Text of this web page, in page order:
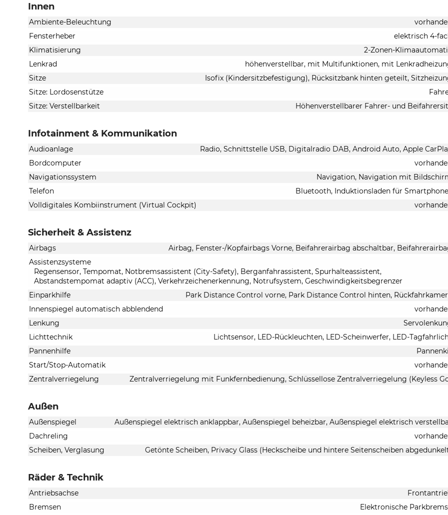
Innen
Ambiente-Beleuchtung
Fensterheber
elektrisch 4-
Klimatisierung
2-Zonen-
Lenkrad
höhenverstellbar, mit Multifunktionen, mit
Sitze
Isofix (Kindersitzbefestigung), Rücksitzbank hinten geteilt,
Sitze: Lordosenstütze
Sitze: Verstellbarkeit
Höhenverstellbarer Fahrer- und
Infotainment & Kommunikation
Audioanlage
Radio, Schnittstelle USB, Digitalradio DAB, Android Auto, Apple
Bordcomputer
Navigationssystem
Navigation, Navigation mit
Telefon
Bluetooth, Induktionsladen für
Volldigitales Kombiinstrument (Virtual Cockpit)
Sicherheit & Assistenz
Airbags
Airbag, Fenster-/Kopfairbags Vorne, Beifahrerairbag abschaltbar,
Assistenzsysteme
Regensensor, Tempomat, Notbremsassistent (City-Safety), Berganfahrassistent, Spurhalteassistent,
Abstandstempomat adaptiv (ACC), Verkehrzeichenerkennung, Notrufsystem, Geschwindigkeitsbegrenzer
Einparkhilfe
Park Distance Control vorne, Park Distance Control hinten,
Innenspiegel automatisch abblendend
Lenkung
Lichttechnik
Lichtsensor, LED-Rückleuchten, LED-Scheinwerfer, LED-
Pannenhilfe
Start/Stop-Automatik
Zentralverriegelung
Zentralverriegelung mit Funkfernbedienung, Schlüssellose Zentralverriegelung (Keyless
Außen
Außenspiegel
Außenspiegel elektrisch anklappbar, Außenspiegel beheizbar, Außenspiegel elektrisch
Dachreling
Scheiben, Verglasung
Getönte Scheiben, Privacy Glass (Heckscheibe und hintere Seitenscheiben
Räder & Technik
Antriebsachse
Bremsen
Elektronische